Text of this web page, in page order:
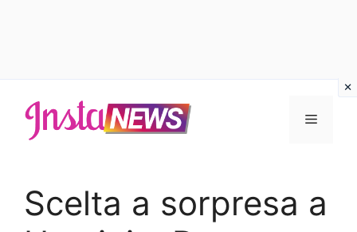
contenuto
Menu
Scelta a sorpresa a